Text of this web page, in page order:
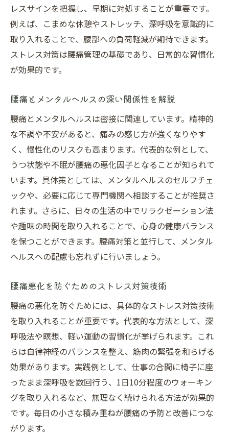
レスサインを把握し、早期に対処することが重要です。
例えば、こまめな休憩やストレッチ、深呼吸を意識的に
取り入れることで、腰部への負荷軽減が期待できます。
ストレス対策は腰痛管理の基礎であり、日常的な習慣化
が効果的です。
腰痛とメンタルヘルスの深い関係性を解説
腰痛とメンタルヘルスは密接に関連しています。精神的
な不調や不安があると、痛みの感じ方が強くなりやす
く、慢性化のリスクも高まります。代表的な例として、
うつ状態や不眠が腰痛の悪化因子となることが知られて
います。具体策としては、メンタルヘルスのセルフチェ
ックや、必要に応じて専門機関へ相談することが推奨さ
れます。さらに、日々の生活の中でリラクゼーション法
や趣味の時間を取り入れることで、心身の健康バランス
を保つことができます。腰痛対策と並行して、メンタル
ヘルスへの配慮も忘れずに行いましょう。
腰痛悪化を防ぐためのストレス対策技術
腰痛の悪化を防ぐためには、具体的なストレス対策技術
を取り入れることが重要です。代表的な方法として、深
呼吸法や瞑想、軽い運動の習慣化が挙げられます。これ
らは自律神経のバランスを整え、筋肉の緊張を和らげる
効果があります。実践例として、仕事の合間に椅子に座
ったまま深呼吸を数回行う、1日10分程度のウォーキン
グを取り入れるなど、無理なく続けられる方法が効果的
です。毎日の小さな積み重ねが腰痛の予防と改善につな
がります。